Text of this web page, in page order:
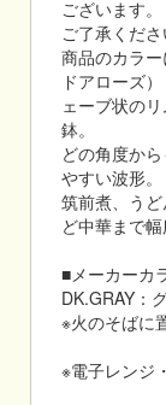
ございます。
ご了承くださ
商品のカラ
ドアローズ
ェーブ状の
鉢。
どの角度か
やすい波形。
筑前煮、う
ど中華まで
■メーカーカ
DK.GRAY：
※火のそばに
※電子レンジ